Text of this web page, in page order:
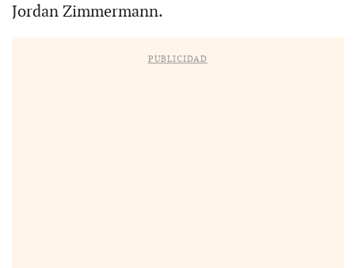
Jordan Zimmermann.
PUBLICIDAD